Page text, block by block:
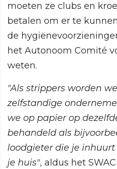
moeten ze clubs en
betalen om er te
de
het Autonoom Comité
weten.
"Als strippers worden
zelfstandige
we op papier op
behandeld als
loodgieter die je
je huis", aldus het